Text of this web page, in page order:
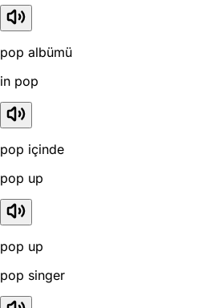
pop albümü
in pop
pop içinde
pop up
pop up
pop singer